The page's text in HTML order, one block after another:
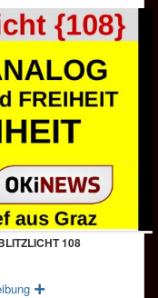
BLITZLICHT 108